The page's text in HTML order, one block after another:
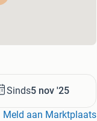
Sinds5 nov '25
Meld aan Marktplaats